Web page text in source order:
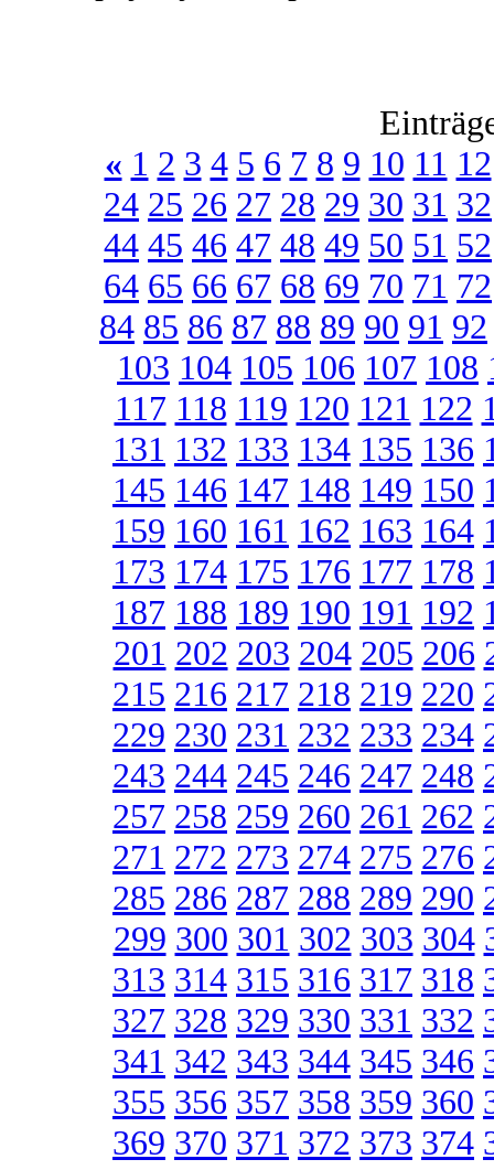
« 1 2 3 4 5 6 7 8 9 10 11 12
24 25 26 27 28 29 30 31 32
44 45 46 47 48 49 50 51 52
64 65 66 67 68 69 70 71 72
84 85 86 87 88 89 90 91 92
103 104 105 106 107 108
117 118 119 120 121 122
131 132 133 134 135 136
145 146 147 148 149 150
159 160 161 162 163 164
173 174 175 176 177 178
187 188 189 190 191 192
201 202 203 204 205 206
215 216 217 218 219 220
229 230 231 232 233 234
243 244 245 246 247 248
257 258 259 260 261 262
271 272 273 274 275 276
285 286 287 288 289 290
299 300 301 302 303 304
313 314 315 316 317 318
327 328 329 330 331 332
341 342 343 344 345 346
355 356 357 358 359 360
369 370 371 372 373 374